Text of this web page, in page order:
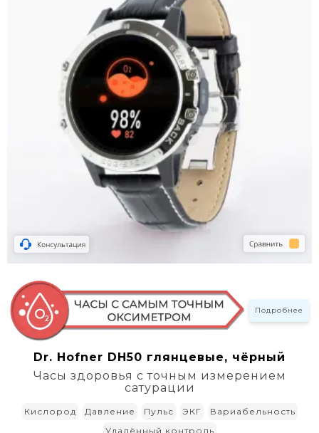
Подробнее
Dr. Hofner DH50 глянцевые, чёрный
Часы здоровья с точным измерением
сатурации
Кислород Давление Пульс ЭКГ
Вариабельность
Удалённый контроль